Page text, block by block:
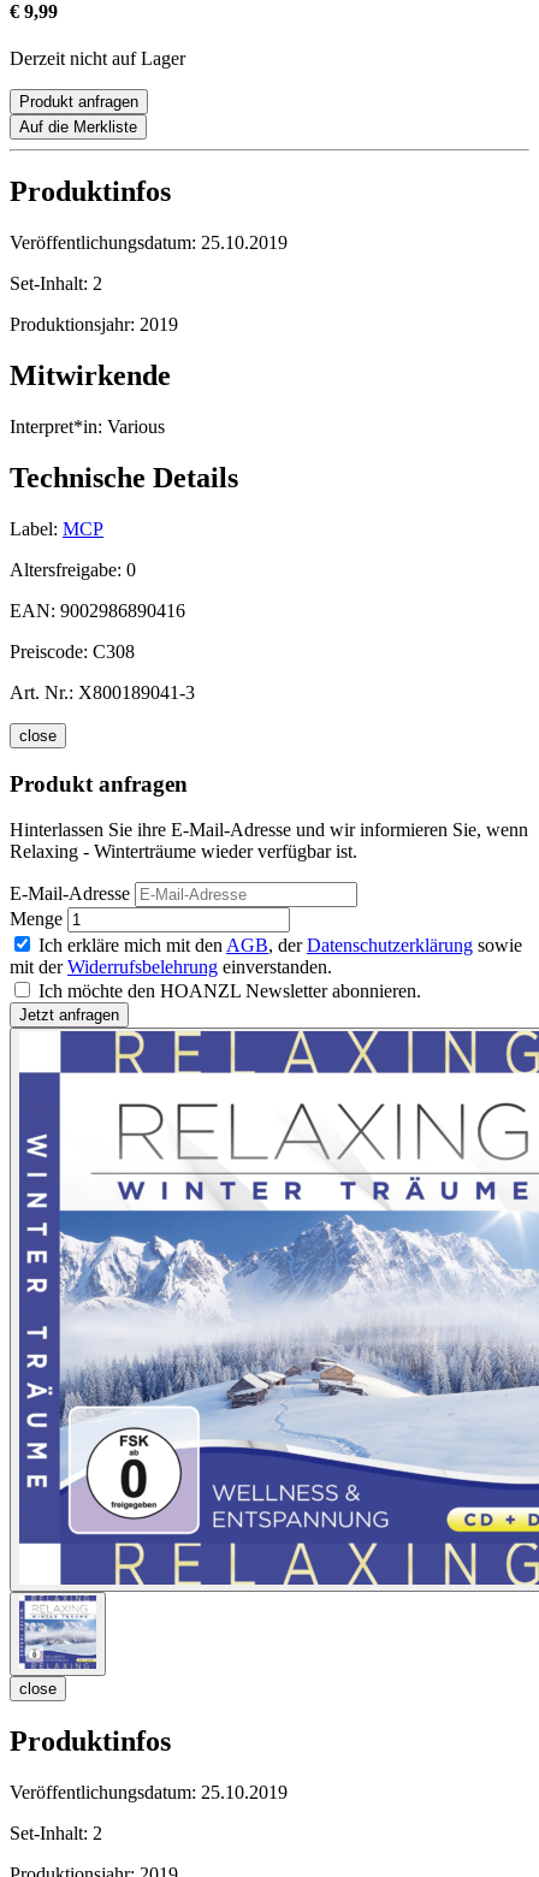
€ 9,99
Derzeit nicht auf Lager
Produkt anfragen
Auf die Merkliste
Produktinfos
Veröffentlichungsdatum: 25.10.2019
Set-Inhalt: 2
Produktionsjahr: 2019
Mitwirkende
Interpret*in: Various
Technische Details
Label: MCP
Altersfreigabe: 0
EAN: 9002986890416
Preiscode: C308
Art. Nr.: X800189041-3
close
Produkt anfragen
Hinterlassen Sie ihre E-Mail-Adresse und wir informieren Sie, wenn
Relaxing - Winterträume wieder verfügbar ist.
E-Mail-Adresse
Menge
Ich erkläre mich mit den AGB, derDatenschutzerklärung sowie
mit derWiderrufsbelehrung einverstanden.
Ich möchte den HOANZL Newsletter abonnieren.
close
Produktinfos
Veröffentlichungsdatum: 25.10.2019
Set-Inhalt: 2